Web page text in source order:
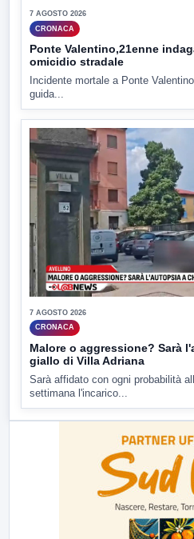
7 AGOSTO 2026
CRONACA
Ponte Valentino,21enne
omicidio stradale
Incidente mortale a Ponte
guida...
7 AGOSTO 2026
CRONACA
Malore o aggressione? Sarà
giallo di Villa Adriana
Sarà affidato con ogni probabilità
settimana l'incarico...